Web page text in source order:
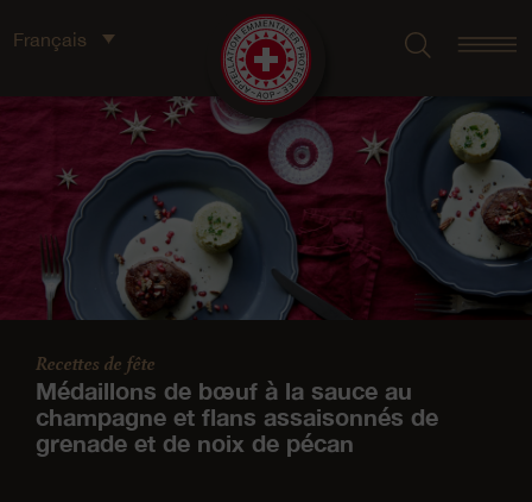
Français
Recettes de fête
Médaillons de bœuf à la sauce au
champagne et flans assaisonnés de
grenade et de noix de pécan